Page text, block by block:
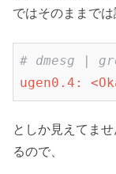
ではそのままで
# dmesg |
ugen0.4:
としか見えてま
るので、